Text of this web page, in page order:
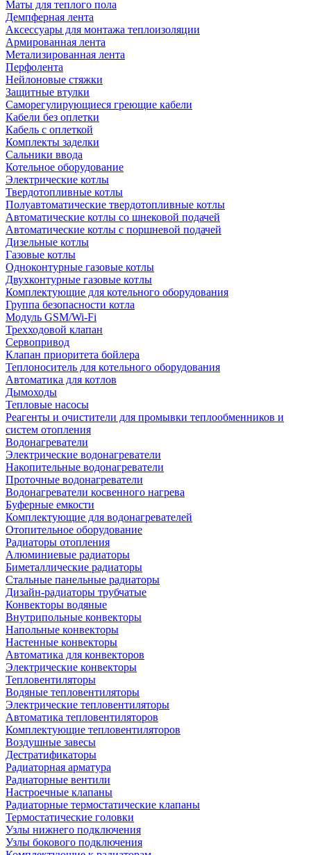
Маты для теплого пола
Демпферная лента
Аксессуары для монтажа теплоизоляции
Армированная лента
Метализированная лента
Перфолента
Нейлоновые стяжки
Защитные втулки
Саморегулирующиеся греющие кабели
Кабели без оплетки
Кабель с оплеткой
Комплекты заделки
Сальники ввода
Котельное оборудование
Электрические котлы
Твердотопливные котлы
Полуавтоматические твердотопливные котлы
Автоматические котлы со шнековой подачей
Автоматические котлы с поршневой подачей
Дизельные котлы
Газовые котлы
Одноконтурные газовые котлы
Двухконтурные газовые котлы
Комплектующие для котельного оборудования
Группа безопасности котла
Модуль GSM/Wi-Fi
Трехходовой клапан
Сервопривод
Клапан приоритета бойлера
Теплоноситель для котельного оборудования
Автоматика для котлов
Дымоходы
Тепловые насосы
Реагенты и очистители для промывки теплообменников и
систем отопления
Водонагреватели
Электрические водонагреватели
Накопительные водонагреватели
Проточные водонагреватели
Водонагреватели косвенного нагрева
Буферные емкости
Комплектующие для водонагревателей
Отопительное оборудование
Радиаторы отопления
Алюминиевые радиаторы
Биметаллические радиаторы
Стальные панельные радиаторы
Дизайн-радиаторы трубчатые
Конвекторы водяные
Внутрипольные конвекторы
Напольные конвекторы
Настенные конвекторы
Автоматика для конвекторов
Электрические конвекторы
Тепловентиляторы
Водяные тепловентиляторы
Электрические тепловентиляторы
Автоматика тепловентиляторов
Комплектующие тепловентиляторов
Воздушные завесы
Дестратификаторы
Радиаторная арматура
Радиаторные вентили
Настроечные клапаны
Радиаторные термостатические клапаны
Термостатические головки
Узлы нижнего подключения
Узлы бокового подключения